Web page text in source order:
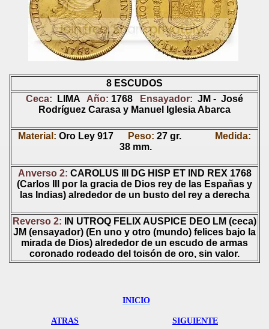
8 ESCUDOS
Ceca:
LIMA Año: 1768 Ensayador: JM - José
Rodríguez Carasa y Manuel Iglesia Abarca
Material: Oro Ley 917 Peso: 27 gr.
Medida:
38 mm.
Anverso 2: CAROLUS III DG HISP ET IND REX 1768
(Carlos III por la gracia de Dios rey de las Españas y
las Indias) alrededor de un busto del rey a derecha
Reverso 2: IN UTROQ FELIX AUSPICE DEO LM (ceca)
JM (ensayador) (En uno y otro (mundo) felices bajo la
mirada de Dios) alrededor de un escudo de armas
coronado rodeado del toisón de oro, sin valor.
INICIO
ATRAS SIGUIENTE